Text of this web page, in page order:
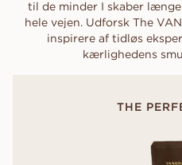
til de minder I skaber længe
hele vejen. Udforsk The
inspirere af tidløs
kærlighedens
THE